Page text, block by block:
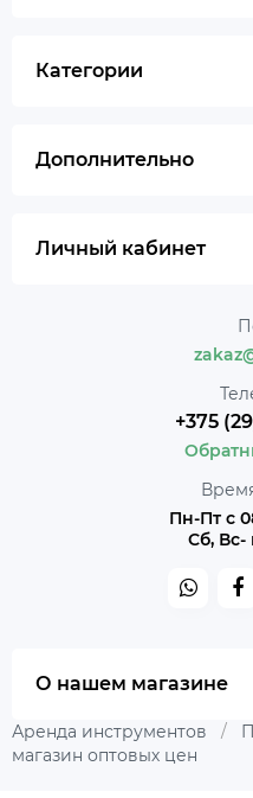
Категории
Дополнительно
Личный кабинет
+375
Пн-Пт с
Сб,
О нашем магазине
Аренда инструментов /
магазин оптовых цен